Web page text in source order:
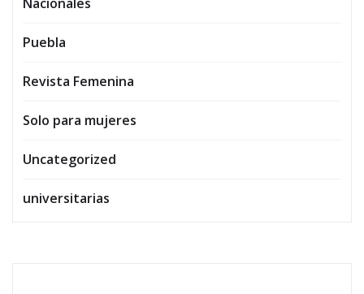
Puebla
Revista Femenina
Solo para mujeres
Uncategorized
universitarias